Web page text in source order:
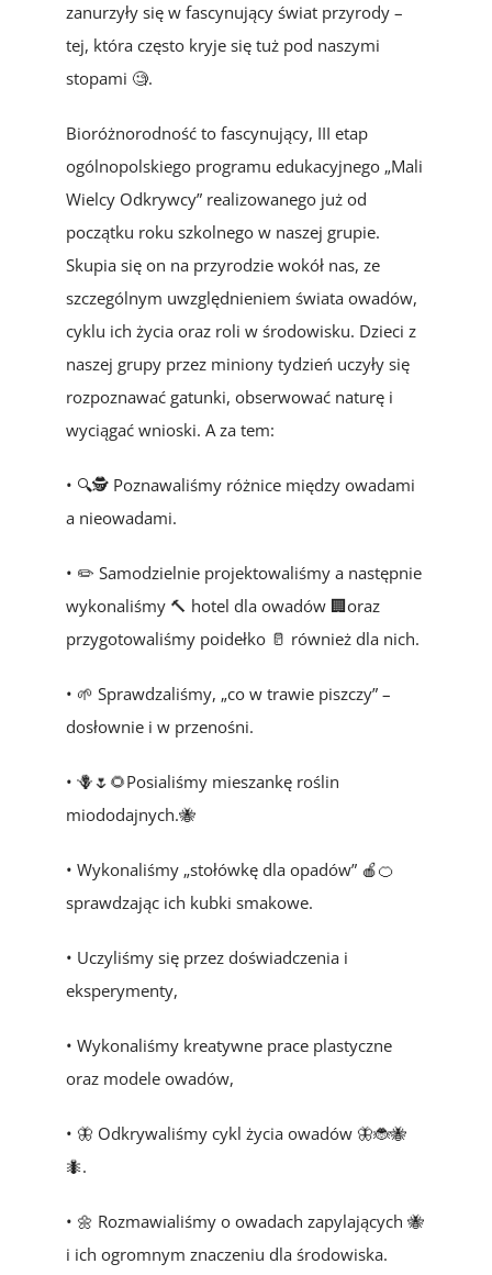
zanurzyły się w fascynujący świat przyrody –
tej, która często kryje się tuż pod naszymi
stopami 🧐.
Bioróżnorodność to fascynujący, III etap
ogólnopolskiego programu edukacyjnego „Mali
Wielcy Odkrywcy” realizowanego już od
początku roku szkolnego w naszej grupie.
Skupia się on na przyrodzie wokół nas, ze
szczególnym uwzględnieniem świata owadów,
cyklu ich życia oraz roli w środowisku. Dzieci z
naszej grupy przez miniony tydzień uczyły się
rozpoznawać gatunki, obserwować naturę i
wyciągać wnioski. A za tem:
• 🔍🕵️ Poznawaliśmy różnice między owadami
a nieowadami.
• ✏️ Samodzielnie projektowaliśmy a następnie
wykonaliśmy 🔨 hotel dla owadów 🏢oraz
przygotowaliśmy poidełko 🥛 również dla nich.
• 🌱 Sprawdzaliśmy, „co w trawie piszczy” –
dosłownie i w przenośni.
• 🪻🌷🌻Posialiśmy mieszankę roślin
miododajnych.🐝
• Wykonaliśmy „stołówkę dla opadów” 🍎🍊
sprawdzając ich kubki smakowe.
• Uczyliśmy się przez doświadczenia i
eksperymenty,
• Wykonaliśmy kreatywne prace plastyczne
oraz modele owadów,
• 🦋 Odkrywaliśmy cykl życia owadów 🦋🐞🐝
🐜.
• 🌼 Rozmawialiśmy o owadach zapylających 🐝
i ich ogromnym znaczeniu dla środowiska.